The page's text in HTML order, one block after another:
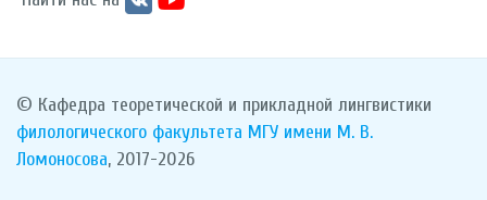
© Кафедра теоретической и прикладной лингвистики
филологического факультета МГУ имени М. В.
Ломоносова, 2017-2026